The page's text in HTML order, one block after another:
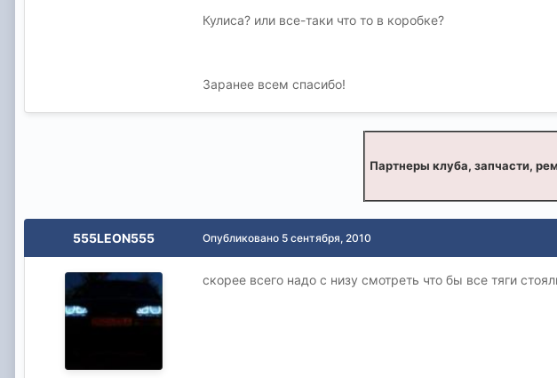
Кулиса? или все-таки что то в коробке?
Заранее всем спасибо!
Партнеры клуба, запчасти,
555LEON555 Опубликовано 5 сентября, 2010
скорее всего надо с низу смотреть что бы все тяги